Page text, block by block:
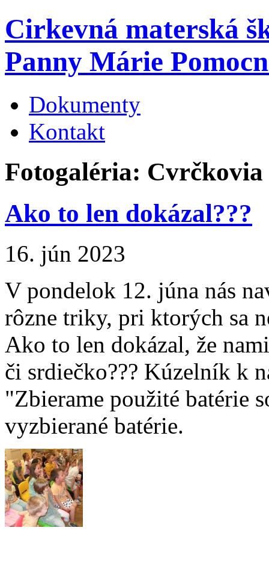
Cirkevná materská
Panny Márie
Dokumenty
Kontakt
Fotogaléria: Cvrčkovia
Ako to len dokázal???
16. jún 2023
V pondelok 12. júna nás
rôzne triky, pri ktorých sa
Ako to len dokázal, že
či srdiečko??? Kúzelník k
"Zbierame použité batérie
vyzbierané batérie.